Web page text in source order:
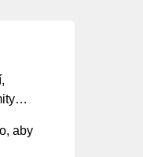
aby